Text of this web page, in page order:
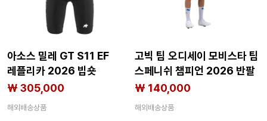
아소스 밀레 GT S11 EF
레플리카 2026 빕숏
3142745198
₩ 305,000
해외배송상품
고빅 팀 오디세이 모비스타 팀
스페니쉬 챔피언 2026 반팔
져지 3142776378
₩ 140,000
해외배송상품